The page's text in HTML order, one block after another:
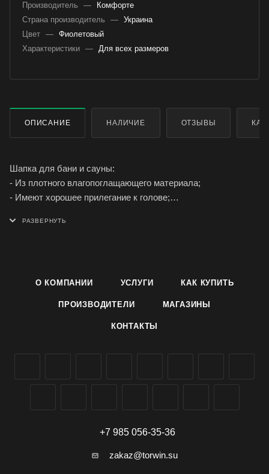
Производитель
—
Комфорте
Страна производитель
— Украина
Цвет — Фиолетовый
Характеристики — Для всех размеров
ОПИСАНИЕ НАЛИЧИЕ ОТЗЫВЫ
Шапка для бани и сауны:
- Из плотного влагопоглащающего материала;
- Имеют хорошее прилегание к голове;
- Качественно и аккуратно пошиты;
О КОМПАНИИ УСЛУГИ КАК КУПИТЬ
ПРОИЗВОДИТЕЛИ МАГАЗИНЫ
КОНТАКТЫ
+7 985 056-35-36
zakaz@torwin.su